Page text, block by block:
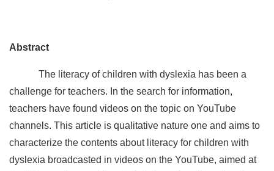
Abstract
The literacy of children with dyslexia has been a
challenge for teachers. In the search for information,
teachers have found videos on the topic on YouTube
channels. This article is qualitative nature one and aims to
characterize the contents about literacy for children with
dyslexia broadcasted in videos on the YouTube, aimed at